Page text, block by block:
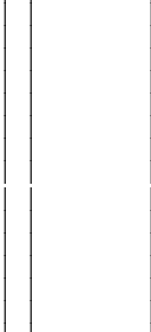
│   │
│   │
│   │
│   │
│   │
│   │
│   │